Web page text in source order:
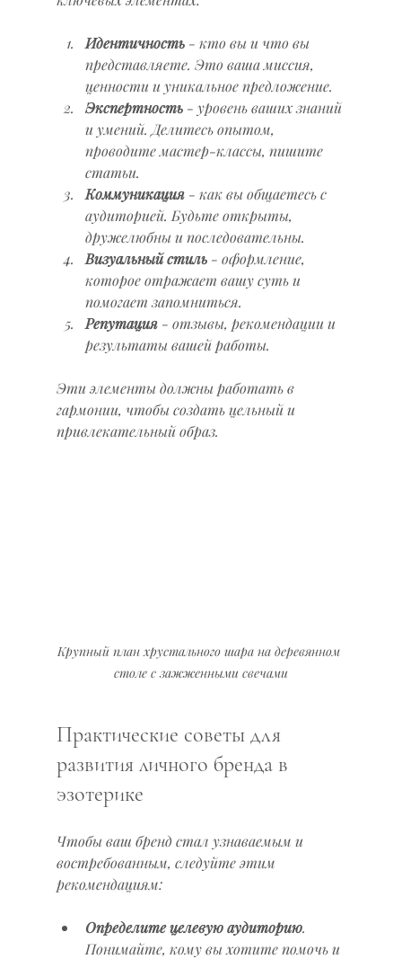
Идентичность - кто вы и что вы
представляете. Это ваша миссия,
ценности и уникальное предложение.
Экспертность - уровень ваших знаний
и умений. Делитесь опытом,
проводите мастер-классы, пишите
статьи.
Коммуникация - как вы общаетесь с
аудиторией. Будьте открыты,
дружелюбны и последовательны.
Визуальный стиль - оформление,
которое отражает вашу суть и
помогает запомниться.
Репутация - отзывы, рекомендации и
результаты вашей работы.
Эти элементы должны работать в
гармонии, чтобы создать цельный и
привлекательный образ.
Крупный план хрустального шара на деревянном
столе с зажженными свечами
Практические советы для
развития личного бренда в
эзотерике
Чтобы ваш бренд стал узнаваемым и
востребованным, следуйте этим
рекомендациям:
Определите целевую аудиторию.
Понимайте, кому вы хотите помочь и